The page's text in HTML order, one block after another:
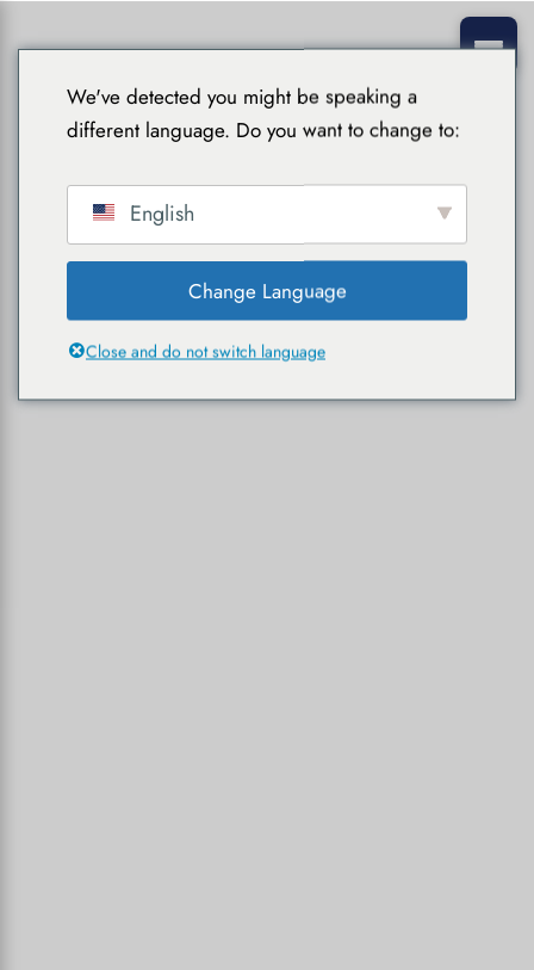
We've detected you might be speaking a
different language. Do you want to change to:
English
Change Language
Close and do not switch language